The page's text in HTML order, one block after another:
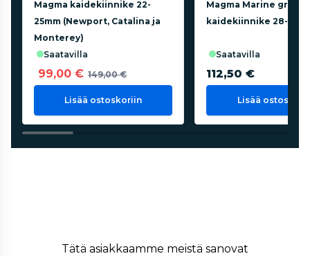
Magma kaidekiinnike 22-
25mm (Newport, Catalina ja
Monterey)
saatavilla
99,00 € 149,00 €
Lisää ostoskoriin
Magma Marine grillin
kaidekiinnike 28-
saatavilla
112,50 €
Lisää
Tätä asiakkaamme meistä sanovat